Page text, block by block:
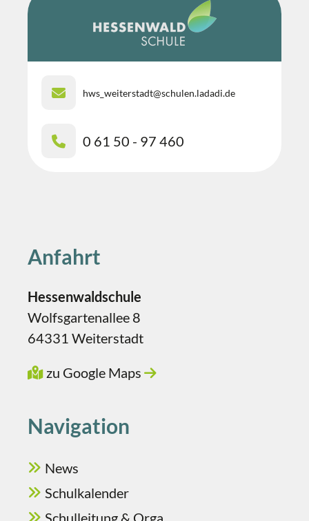
hws_weiterstadt@schulen.ladadi.de
0 61 50 - 97 460
Anfahrt
Hessenwaldschule
Wolfsgartenallee 8
64331 Weiterstadt
zu Google Maps
Navigation
News
Schulkalender